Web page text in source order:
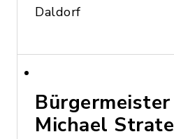
Daldorf
Bürgermeister
Michael Strate